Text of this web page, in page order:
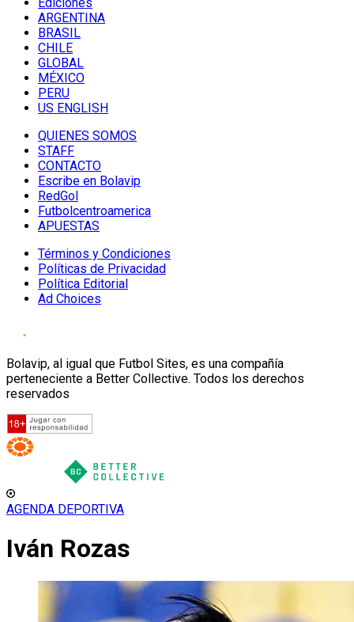
ARGENTINA
BRASIL
CHILE
GLOBAL
MÉXICO
PERU
US ENGLISH
QUIENES SOMOS
STAFF
CONTACTO
Escribe en Bolavip
RedGol
Futbolcentroamerica
APUESTAS
Términos y Condiciones
Políticas de Privacidad
Política Editorial
Ad Choices
Bolavip, al igual que Futbol Sites, es una compañía
perteneciente a Better Collective. Todos los derechos
reservados
AGENDA DEPORTIVA
Iván Rozas